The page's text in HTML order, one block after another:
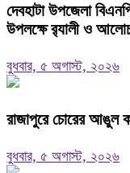
দেবহাটা উপজেলা
উপলক্ষে র‍্যালী ও
বুধবার, ৫ অগাস্ট, ২০২৬
রাজাপুরে চোরের আঙুল
বুধবার, ৫ অগাস্ট, ২০২৬